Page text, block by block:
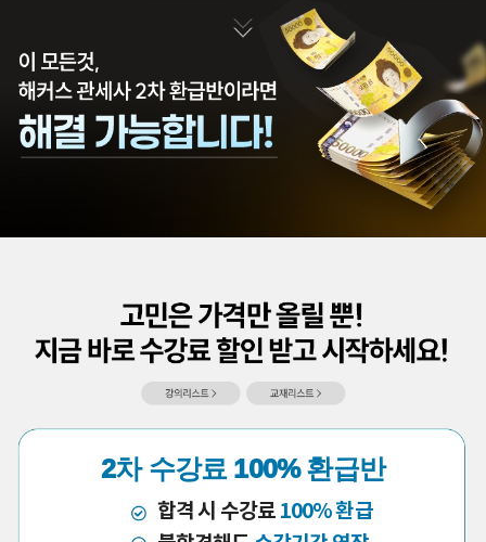
2차 수강료 100% 환급반
합격 시 수강료 100% 환급